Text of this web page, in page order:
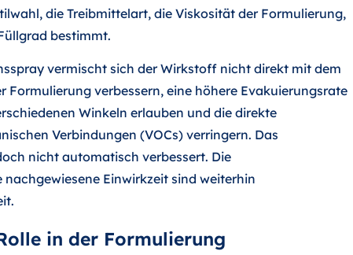
die Treibmittelart, die Viskosität der Formulierung,
bestimmt.
vermischt sich der Wirkstoff nicht direkt mit dem
Formulierung verbessern, eine höhere Evakuierungsrate
Winkeln erlauben und die direkte
Verbindungen (VOCs) verringern. Das
nicht automatisch verbessert. Die
Einwirkzeit sind weiterhin
in der Formulierung